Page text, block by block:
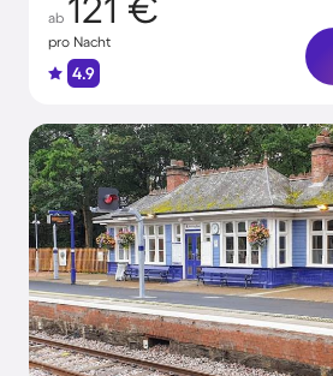
ab 121 €
pro Nacht
4.9